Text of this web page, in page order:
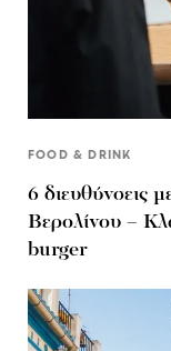
FOOD & DRINK
6 διευθύνσεις
Βερολίνου –
burger